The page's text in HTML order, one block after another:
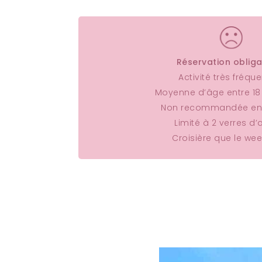
Le catamaran
vous le
Cette
Réservation
Activité très
Moyenne d’âge entre
Non recommandée
Limité à 2 verres
Croisière que le